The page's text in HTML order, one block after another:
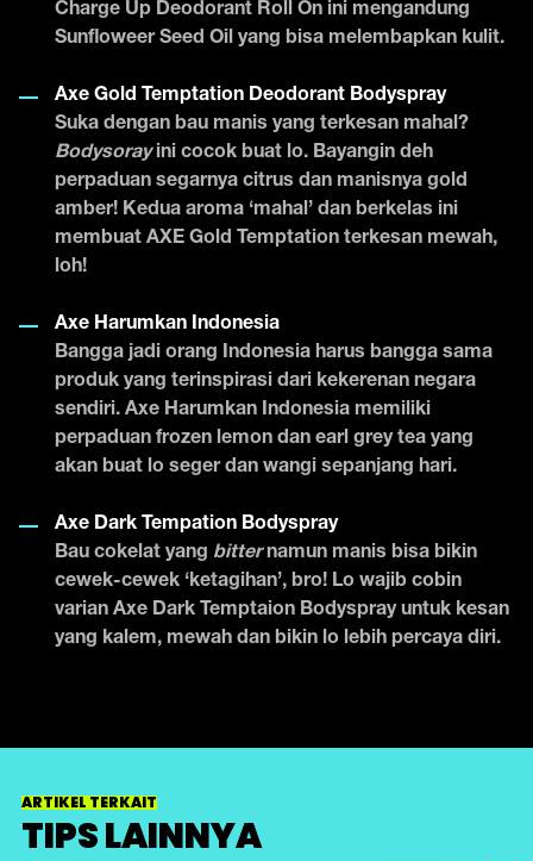
Charge Up Deodorant Roll On ini mengandung
Sunfloweer Seed Oil yang bisa melembapkan kulit.
Axe Gold Temptation Deodorant Bodyspray
Suka dengan bau manis yang terkesan mahal?
Bodysorayini cocok buat lo. Bayangin deh
perpaduan segarnya citrus dan manisnya gold
amber! Kedua aroma ‘mahal’ dan berkelas ini
membuat AXE Gold Temptation terkesan mewah,
loh!
Axe Harumkan Indonesia
Bangga jadi orang Indonesia harus bangga sama
produk yang terinspirasi dari kekerenan negara
sendiri. Axe Harumkan Indonesia memiliki
perpaduan frozen lemon dan earl grey tea yang
akan buat lo seger dan wangi sepanjang hari.
Axe Dark Tempation Bodyspray
Bau cokelat yang bitternamun manis bisa bikin
cewek-cewek ‘ketagihan’, bro! Lo wajib cobin
varian Axe Dark Temptaion Bodyspray untuk kesan
yang kalem, mewah dan bikin lo lebih percaya diri.
ARTIKEL TERKAIT
TIPS LAINNYA